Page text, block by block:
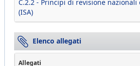
C.2.2 - Principi di revisione
(ISA)
Elenco allegati
Allegati